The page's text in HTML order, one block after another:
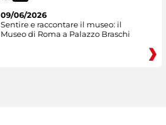
09/06/2026
Sentire e raccontare il museo: il
Museo di Roma a Palazzo Braschi